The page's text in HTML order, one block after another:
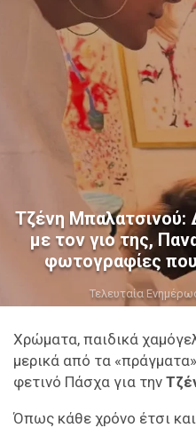
Τζένη Μπαλατσινού:
με τον γιο της,
φωτογραφίες
Τελευταία
Χρώματα, παιδικά
μερικά από τα
φετινό Πάσχα για την
Όπως κάθε χρόνο έτσι